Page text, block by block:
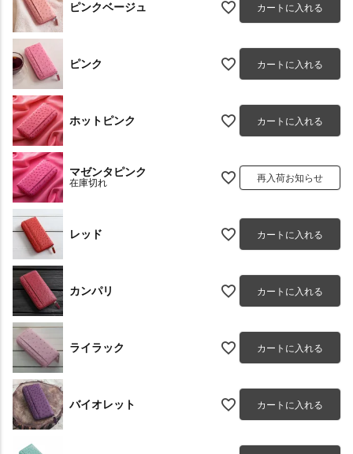
ピンクベージュ カートに入れる
ピンク カートに入れる
ホットピンク カートに入れる
マゼンタピンク
在庫切れ 再入荷お知らせ
レッド カートに入れる
カンパリ カートに入れる
ライラック カートに入れる
バイオレット カートに入れる